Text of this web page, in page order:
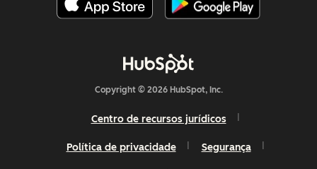
Copyright © 2026 HubSpot, Inc.
Centro de recursos jurídicos
Política de privacidade Segurança